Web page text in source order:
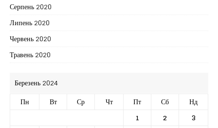
Серпень 2020
Липень 2020
Червень 2020
Травень 2020
Березень 2024
Пн
Вт Ср Чт Пт Сб
Нд
1
2
3